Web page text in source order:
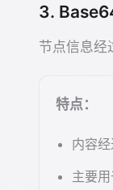
3.
节点信息经
特点：
内容
主要用